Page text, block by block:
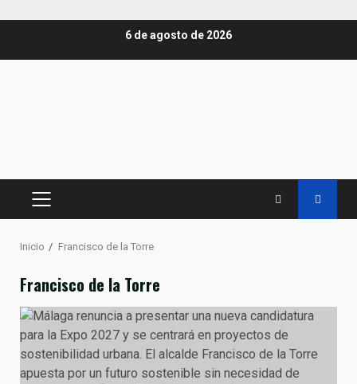
6 de agosto de 2026
MENÚ
Inicio Francisco de la Torre
Francisco de la Torre